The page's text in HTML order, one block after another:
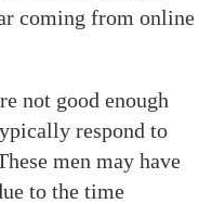
coming from online
not good enough
respond to
men may have
to the time